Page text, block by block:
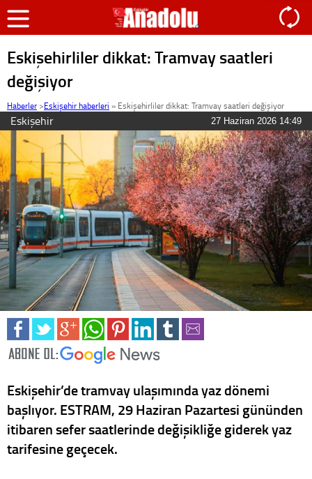
Eskişehirliler dikkat: Tramvay saatleri
değişiyor
Haberler >Eskişehir haberleri » Eskişehirliler dikkat: Tramvay saatleri değişiyor
Eskişehir 27 Haziran 2026 14:49
Eskişehir’de tramvay ulaşımında yaz dönemi
başlıyor. ESTRAM, 29 Haziran Pazartesi gününden
itibaren sefer saatlerinde değişikliğe giderek yaz
tarifesine geçecek.